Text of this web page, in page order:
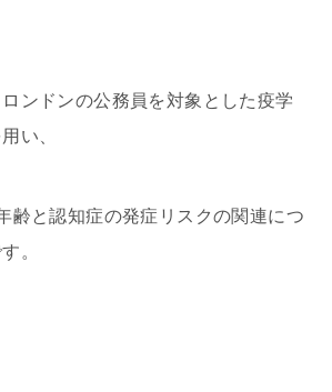
ンドンの公務員を対象とした疫学
い、
齢と認知症の発症リスクの関連につ
。